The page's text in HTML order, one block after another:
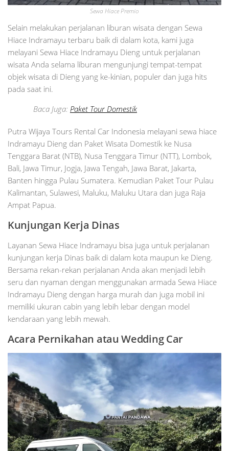
Sewa Hiace Premio
Selain melakukan perjalanan liburan wisata dengan Sewa
Hiace Indramayu terbaru baik di dalam kota, kami juga
melayani Sewa Hiace Indramayu Dieng untuk perjalanan
wisata Anda selama liburan mengunjungi tempat-tempat
objek wisata di Dieng yang ke-kinian, populer dan juga hits
pada saat ini.
Baca Juga: Paket Tour Domestik
Putra Wijaya Tours Rental Car Indonesia melayani sewa hiace
Indramayu Dieng dan Paket Wisata Domestik ke Nusa
Tenggara Barat (NTB), Nusa Tenggara Timur (NTT), Lombok,
Bali, Jawa Timur, Jogja, Jawa Tengah, Jawa Barat, Jakarta,
Banten hingga Pulau Sumatera. Kemudian Paket Tour Pulau
Kalimantan, Sulawesi, Maluku, Maluku Utara dan juga Raja
Ampat Papua.
Kunjungan Kerja Dinas
Layanan Sewa Hiace Indramayu bisa juga untuk perjalanan
kunjungan kerja Dinas baik di dalam kota maupun ke Dieng.
Bersama rekan-rekan perjalanan Anda akan menjadi lebih
seru dan nyaman dengan menggunakan armada Sewa Hiace
Indramayu Dieng dengan harga murah dan juga mobil ini
memiliki ukuran cabin yang lebih lebar dengan model
kendaraan yang lebih mewah.
Acara Pernikahan atau Wedding Car